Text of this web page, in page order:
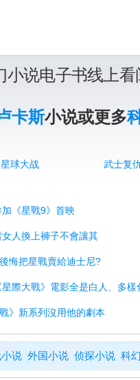
小说电子书线上看
卡斯小说或更多
星球大战 武士复
《星戰9》首映
人換上褲子不會讓其
悔把星戰賣給迪士尼?
際大戰》電影全是白人、多樣
》新系列沒用他的劇本
说 外国小说 侦探小说 科